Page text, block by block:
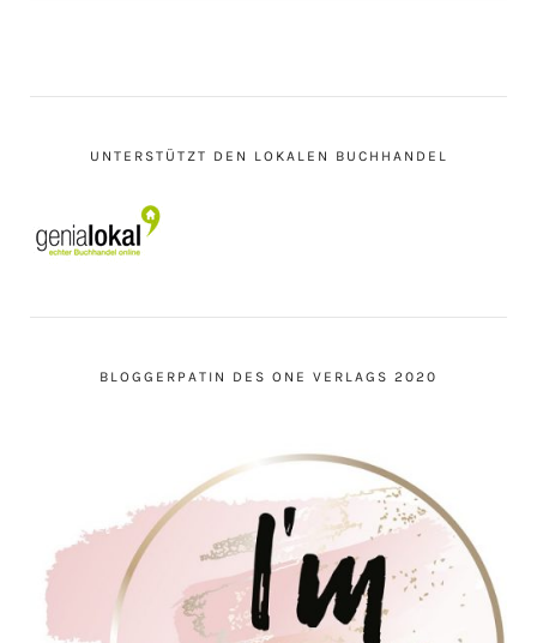
UNTERSTÜTZT DEN LOKALEN BUCHHANDEL
BLOGGERPATIN DES ONE VERLAGS 2020